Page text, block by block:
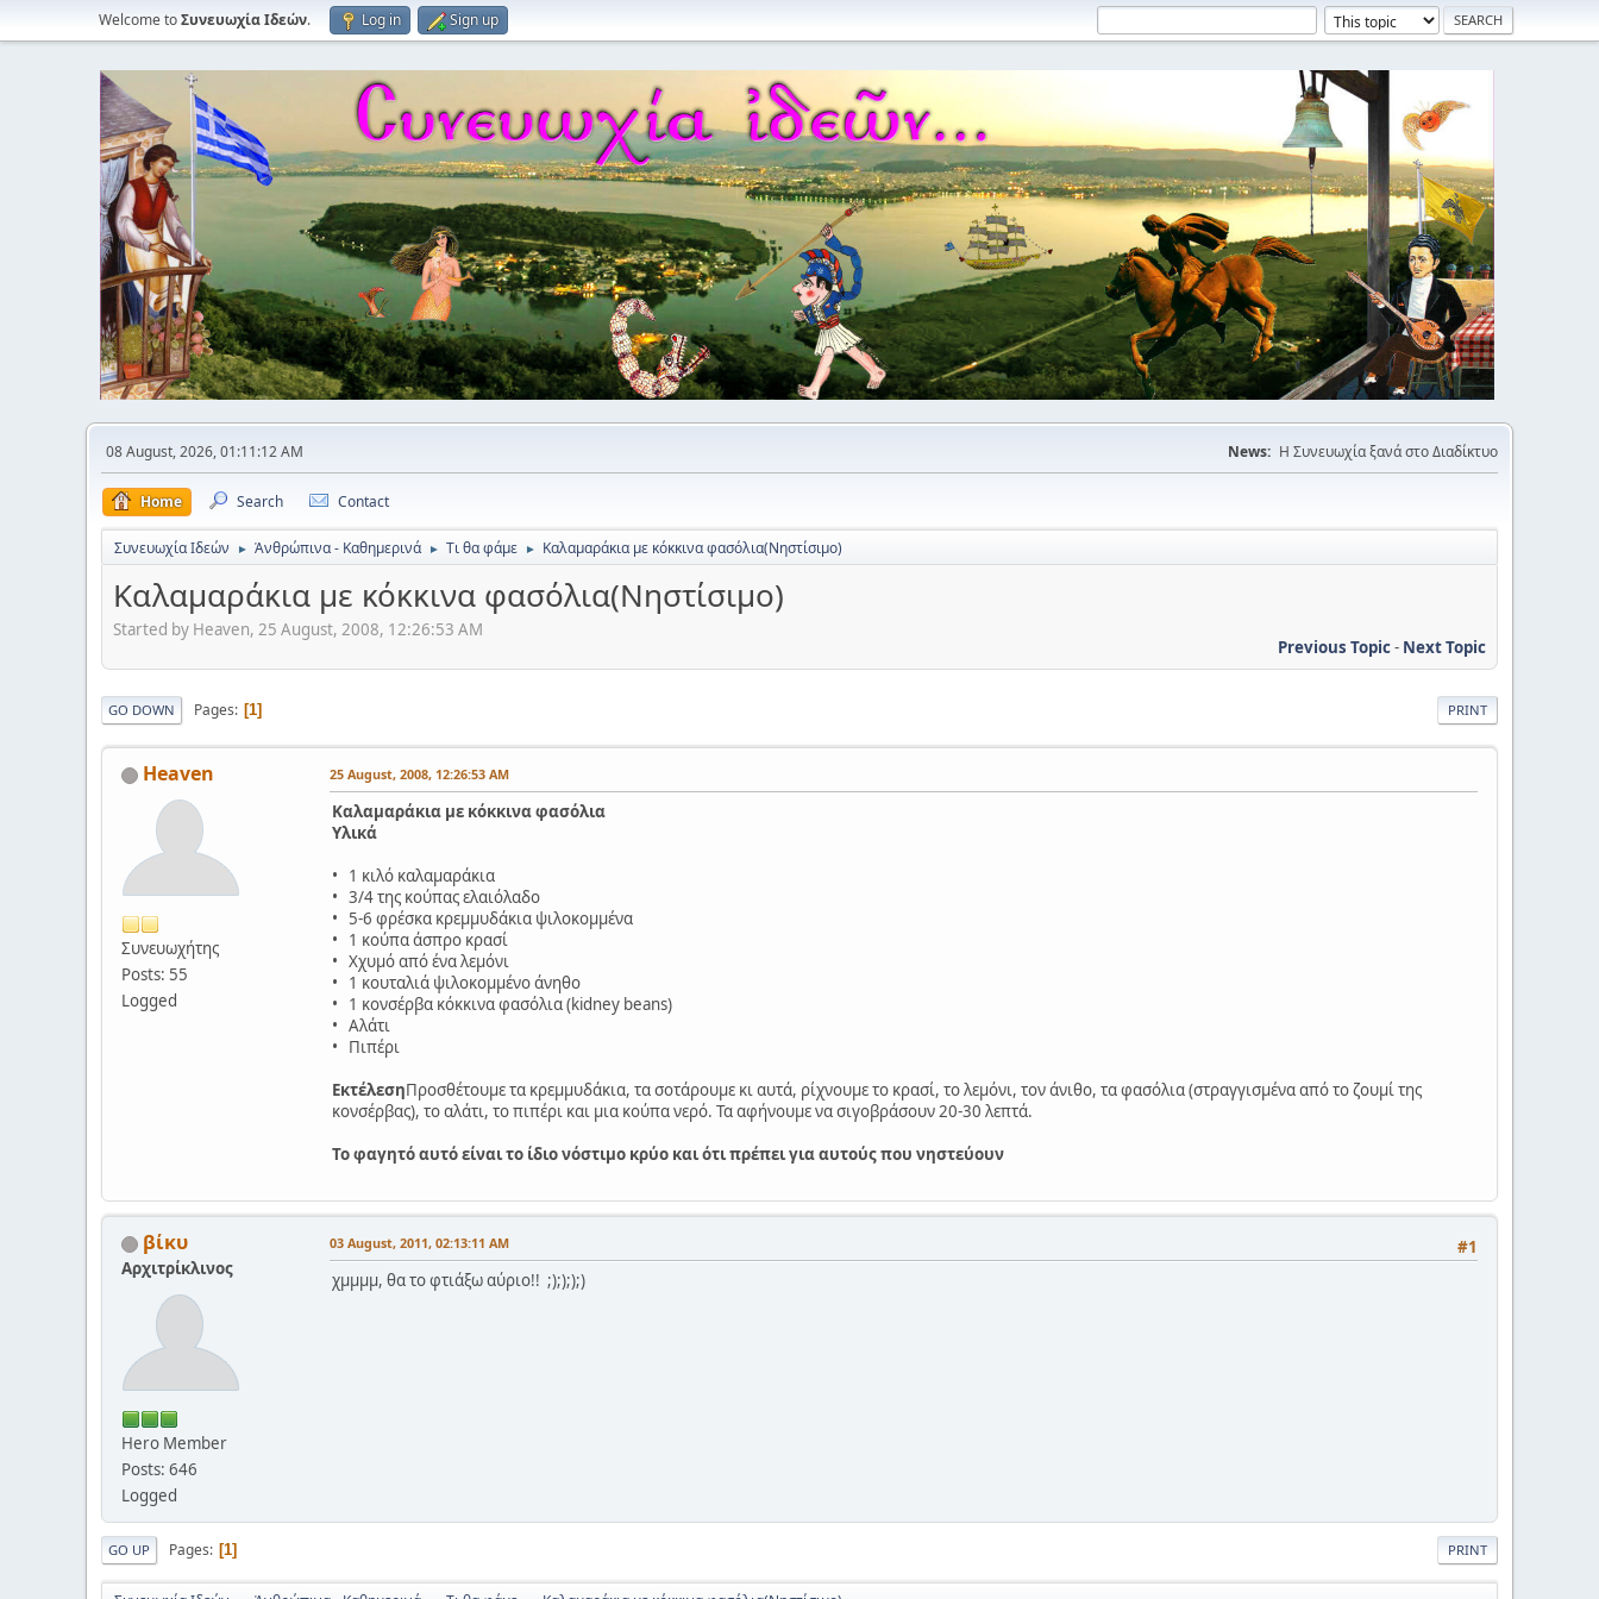
Welcome toΣυνευωχία Ιδεών. Log in Sign up
08 August, 2026, 01:11:12 AM News: Η Συνευωχία ξανά στο Διαδίκτυο
Home Search Contact
Συνευωχία Ιδεών ► Ἀνθρώπινα - Καθημερινά ► Τι θα φάμε ► Καλαμαράκια με κόκκινα φασόλια(Νηστίσιμο)
Καλαμαράκια με κόκκινα φασόλια(Νηστίσιμο)
Started by Heaven, 25 August, 2008, 12:26:53 AM
Previous Topic- Next Topic
PRINT
GO DOWN Pages 1
Heaven
Συνευωχήτης
Posts: 55
Logged
25 August, 2008, 12:26:53 AM
Καλαμαράκια με κόκκινα φασόλια
Υλικά
• 1 κιλό καλαμαράκια
• 3/4 της κούπας ελαιόλαδο
• 5-6 φρέσκα κρεμμυδάκια ψιλοκομμένα
• 1 κούπα άσπρο κρασί
• Χχυμό από ένα λεμόνι
• 1 κουταλιά ψιλοκομμένο άνηθο
• 1 κονσέρβα κόκκινα φασόλια (kidney beans)
• Αλάτι
• Πιπέρι
ΕκτέλεσηΠροσθέτουμε τα κρεμμυδάκια, τα σοτάρουμε κι αυτά, ρίχνουμε το κρασί, το λεμόνι, τον άνιθο, τα φασόλια (στραγγισμένα από το ζουμί της
κονσέρβας), το αλάτι, το πιπέρι και μια κούπα νερό. Τα αφήνουμε να σιγοβράσουν 20-30 λεπτά.
Το φαγητό αυτό είναι το ίδιο νόστιμο κρύο και ότι πρέπει για αυτούς που νηστεύουν
βίκυ
Αρχιτρίκλινος
Hero Member
Posts: 646
Logged
#1
03 August, 2011, 02:13:11 AM
χμμμμ, θα το φτιάξω αύριο!! ;);););)
PRINT
GO UP Pages 1